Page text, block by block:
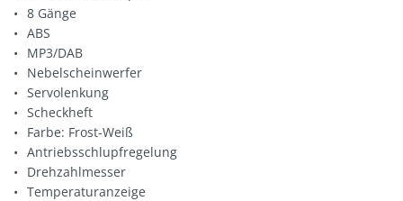
8 Gänge
ABS
MP3/DAB
Nebelscheinwerfer
Servolenkung
Scheckheft
Farbe: Frost-Weiß
Antriebsschlupfregelung
Drehzahlmesser
Temperaturanzeige